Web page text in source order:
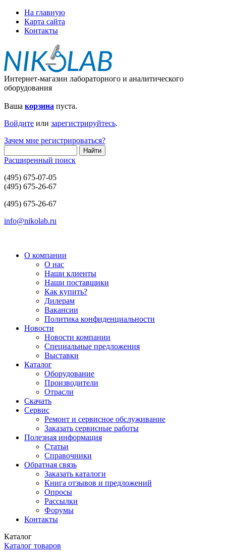
На главную
Карта сайта
Контакты
Интернет-магазин лабораторного и аналитического
оборудования
Ваша корзина пуста.
Войдите или зарегистрируйтесь.
Зачем мне регистрироваться?
Расширенный поиск
(495) 675-07-05
(495) 675-26-67
(495) 675-26-67
info@nikolab.ru
О компании
О нас
Наши клиенты
Наши поставщики
Как купить?
Дилерам
Вакансии
Политика конфиденциальности
Новости
Новости компании
Специальные предложения
Выставки
Каталог
Оборудование
Производители
Отрасли
Скачать
Сервис
Ремонт и сервисное обслуживание
Заказать сервисные работы
Полезная информация
Статьи
Справочники
Обратная связь
Заказать каталоги
Книга отзывов и предложений
Опросы
Рассылки
Форумы
Контакты
Каталог
Каталог товаров